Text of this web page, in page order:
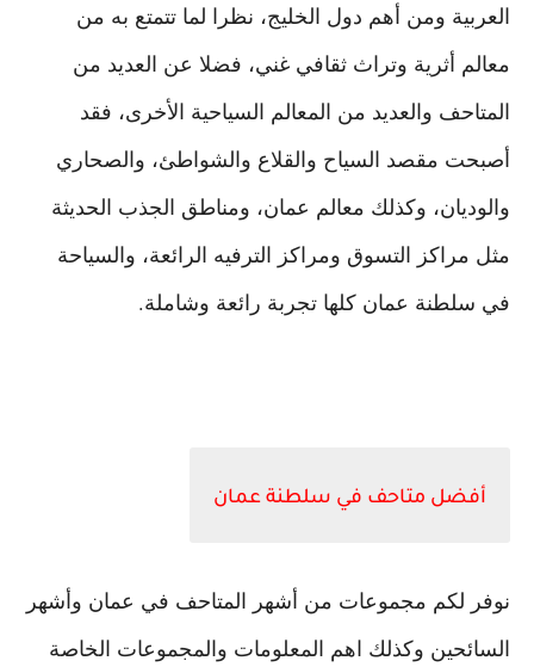
العربية ومن أهم دول الخليج، نظرا لما تتمتع به من
معالم أثرية وتراث ثقافي غني، فضلا عن العديد من
المتاحف والعديد من المعالم السياحية الأخرى، فقد
أصبحت مقصد السياح والقلاع والشواطئ، والصحاري
والوديان، وكذلك معالم عمان، ومناطق الجذب الحديثة
مثل مراكز التسوق ومراكز الترفيه الرائعة، والسياحة
في سلطنة عمان كلها تجربة رائعة وشاملة.
أفضل متاحف في سلطنة عمان
نوفر لكم مجموعات من أشهر المتاحف في عمان وأشهر
السائحين وكذلك اهم المعلومات والمجموعات الخاصة